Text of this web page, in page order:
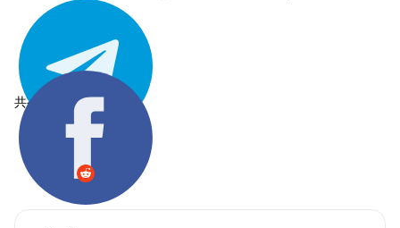
共有する: